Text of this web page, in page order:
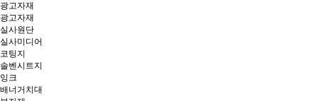
광고자재
광고자재
실사원단
실사미디어
코팅지
솔벤시트지
잉크
배너거치대